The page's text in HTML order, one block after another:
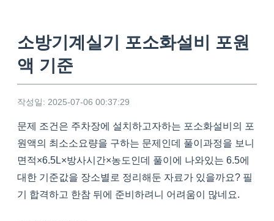
소방기계실기 포소화설비 포원
액 기준
작성일: 2025-07-06 00:37:29
문제 조건은 주차장에 설치하고자하는 포소화설비의 포
원액의 최소소요량을 구하는 문제인데 풀이과정을 보니
면적×6.5L×방사시간×농도인데 풀이에 나와있는 6.5에
대한 기준값을 장소별로 정리해둔 자료가 있을까요? 필
기 합격하고 한참 뒤에 준비하려니 어려움이 많네요.